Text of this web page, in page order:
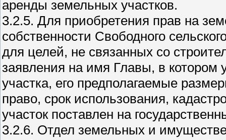
аренды земельных участков.
3.2.5. Для приобретения прав на
собственности Свободного
для целей, не связанных со
заявления на имя Главы, в котором
участка, его предполагаемые
право, срок использования,
участок поставлен на
3.2.6. Отдел земельных и